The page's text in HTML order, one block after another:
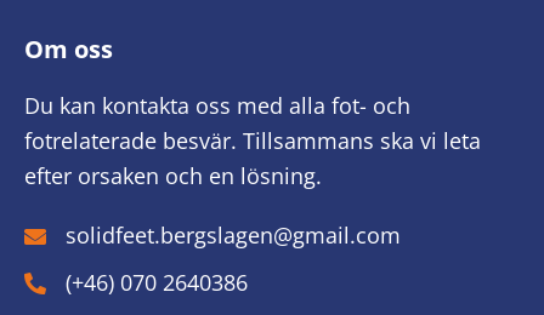
Om oss
Du kan kontakta oss med alla fot- och
fotrelaterade besvär. Tillsammans ska vi leta
efter orsaken och en lösning.
solidfeet.bergslagen@gmail.com
(+46) 070 2640386